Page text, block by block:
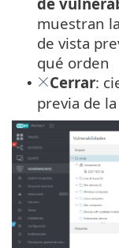
muestran
de vista
qué orden
• Cerrar:
previa de